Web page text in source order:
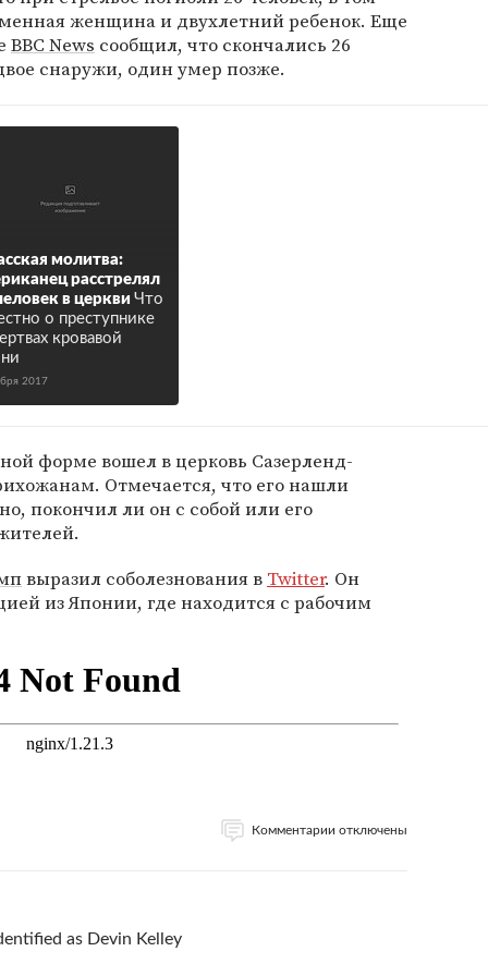
женщина и двухлетний ребенок. Еще
BBC News сообщил, что скончались 26
снаружи, один умер позже.
молитва:
расстрелял
в церкви Что
о преступнике
кровавой
2017
форме вошел в церковь Сазерленд-
Отмечается, что его нашли
покончил ли он с собой или его
выразил соболезнования в Twitter. Он
из Японии, где находится с рабочим
Комментарии отключены
as Devin Kelley